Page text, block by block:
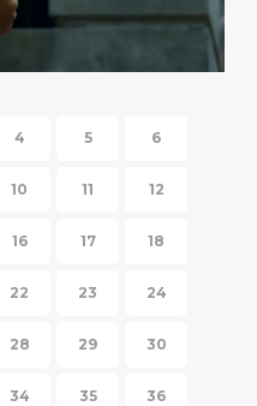
4 5 6
10 11 12
16 17 18
22 23 24
28 29 30
34 35 36